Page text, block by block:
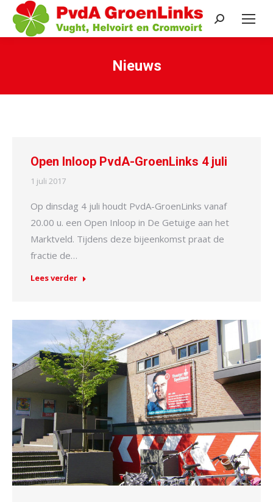
Search:
Nieuws
Open Inloop PvdA-GroenLinks 4 juli
1 juli 2017
Op dinsdag 4 juli houdt PvdA-GroenLinks vanaf
20.00 u. een Open Inloop in De Getuige aan het
Marktveld. Tijdens deze bijeenkomst praat de
fractie de…
Lees verder